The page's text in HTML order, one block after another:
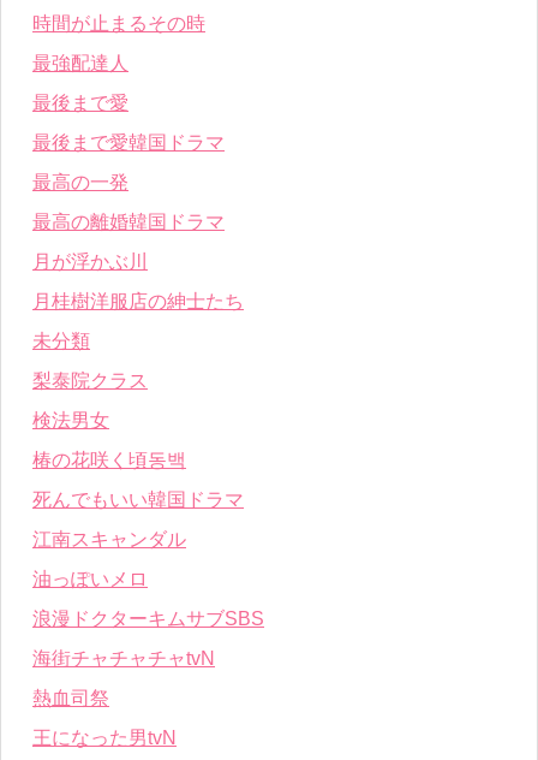
時間が止まるその時
最強配達人
最後まで愛
最後まで愛韓国ドラマ
最高の一発
最高の離婚韓国ドラマ
月が浮かぶ川
月桂樹洋服店の紳士たち
未分類
梨泰院クラス
検法男女
椿の花咲く頃동백
死んでもいい韓国ドラマ
江南スキャンダル
油っぽいメロ
浪漫ドクターキムサブSBS
海街チャチャチャtvN
熱血司祭
王になった男tvN